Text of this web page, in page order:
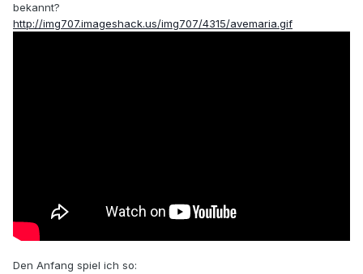
bekannt?
http://img707.imageshack.us/img707/4315/avemaria.gif
Den Anfang spiel ich so: